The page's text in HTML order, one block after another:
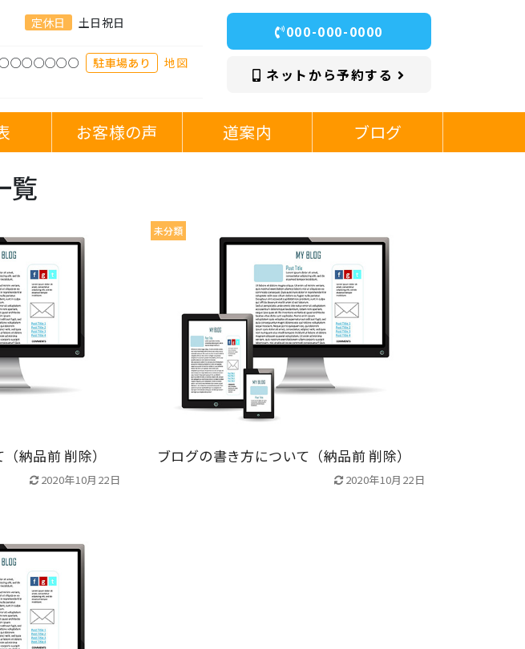
定休日 土日祝日
駐車場あり
地図
000-000-0000
ネットから予約する
お客様の声 道案内 ブログ
覧
納品前 削除）
2020年10月22日
未分類
ブログの書き方について（納品前 削除）
2020年10月22日